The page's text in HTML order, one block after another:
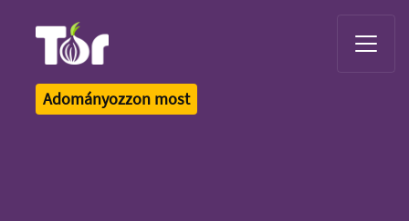
Adományozzon most